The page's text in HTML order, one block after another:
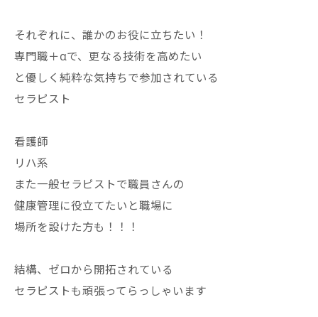
それぞれに、誰かのお役に立ちたい！
専門職＋αで、更なる技術を高めたい
と優しく純粋な気持ちで参加されている
セラピスト
看護師
リハ系
また一般セラピストで職員さんの
健康管理に役立てたいと職場に
場所を設けた方も！！！
結構、ゼロから開拓されている
セラピストも頑張ってらっしゃいます